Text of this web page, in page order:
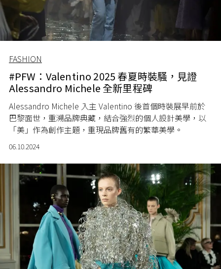
FASHION
#PFW：Valentino 2025 春夏時裝騷，見證
Alessandro Michele 全新里程碑
Alessandro Michele 入主 Valentino 後首個時裝展早前於
巴黎面世，重溯品牌典藏，結合強烈的個人設計美學，以
「美」作為創作主題，重現品牌舊有的繁華美學。
06.10.2024